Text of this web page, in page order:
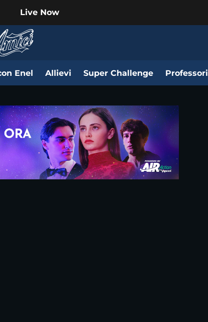
Live Now
Enel Allievi Super Challenge Professori